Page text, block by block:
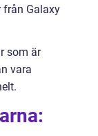
från Galaxy
som är
vara